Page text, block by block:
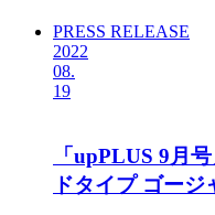
PRESS RELEASE
2022
08.
19
「upPLUS 9月
ドタイプ ゴー